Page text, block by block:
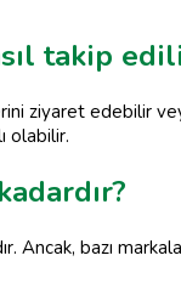
takip
ziyaret edebilir
olabilir.
Ancak, bazı